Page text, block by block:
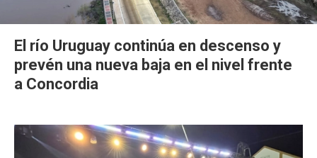
El río Uruguay continúa en descenso y
prevén una nueva baja en el nivel frente
a Concordia